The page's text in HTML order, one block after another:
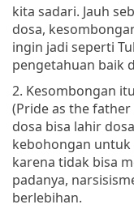
kita sadari. Jauh
dosa,
ingin jadi seperti
pengetahuan baik
2. Kesombongan
(Pride as the father
dosa bisa lahir
kebohongan
karena tidak bisa
padanya,
berlebihan.